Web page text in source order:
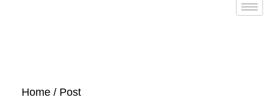
Home/ Post